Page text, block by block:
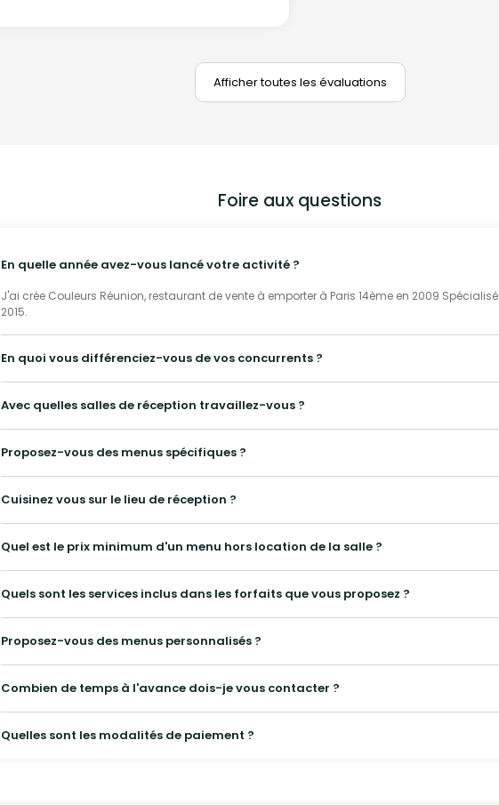
Afficher toutes les évaluations
Foire aux questions
En quelle année avez-vous lancé votre activité ?
J'ai crée Couleurs Réunion, restaurant de vente à emporter à Paris 14ème en 2009
2015.
En quoi vous différenciez-vous de vos concurrents ?
Avec quelles salles de réception travaillez-vous ?
Proposez-vous des menus spécifiques ?
Cuisinez vous sur le lieu de réception ?
Quel est le prix minimum d'un menu hors location de la salle ?
Quels sont les services inclus dans les forfaits que vous proposez ?
Proposez-vous des menus personnalisés ?
Combien de temps à l'avance dois-je vous contacter ?
Quelles sont les modalités de paiement ?